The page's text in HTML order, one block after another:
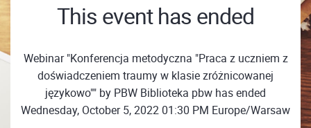
This event has ended
Webinar "Konferencja metodyczna "Praca z uczniem z
doświadczeniem traumy w klasie zróżnicowanej
językowo"" by PBW Biblioteka pbw has ended
Wednesday, October 5, 2022 01:30 PM Europe/Warsaw